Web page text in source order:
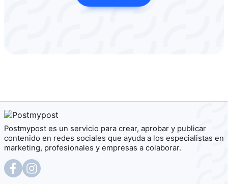
Postmypost es un servicio para crear, aprobar y publicar
contenido en redes sociales que ayuda a los especialistas en
marketing, profesionales y empresas a colaborar.